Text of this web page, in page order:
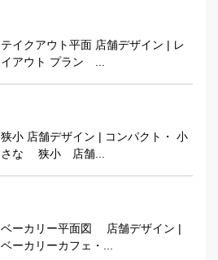
テイクアウト平面 店舗デザイン | レ
イアウト プラン ...
狭小 店舗デザイン | コンパクト・ 小
さな 狭小 店舗...
ベーカリー平面図 店舗デザイン |
ベーカリーカフェ・...